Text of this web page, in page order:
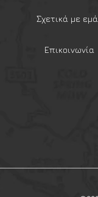
Reverse MOLLE:
μέρος για άμεση,
επιπλέον κλιπ.
περιμετρικά
εύκολη
γαντιών.
με Ελαστικές
σας να
Σχετικά με
Επικοινωνία